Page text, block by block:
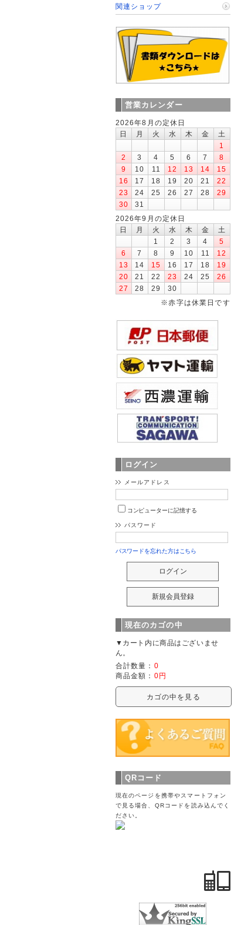
関連ショップ
営業カレンダー
2026年8月の定休日
日
月 火 水 木 金
土
1
2
3 4 5 6 7
8
9
10 11 12 13 14
15
16
17 18 19 20 21
22
23
24 25 26 27 28
29
30
31
2026年9月の定休日
日
月 火 水 木 金
土
1
2 3 4
5
6
7 8 9 10 11
12
13
14 15 16 17 18
19
20
21 22 23 24 25
26
27
28 29
30
※赤字は休業日です
ログイン
メールアドレス
コンピューターに記憶する
パスワード
パスワードを忘れた方はこちら
現在のカゴの中
▼カート内に商品はございませ
ん。
合計数量： 0
商品金額： 0円
カゴの中を見る
QRコード
現在のページを携帯やスマートフォン
で見る場合、QRコードを読み込んでく
ださい。